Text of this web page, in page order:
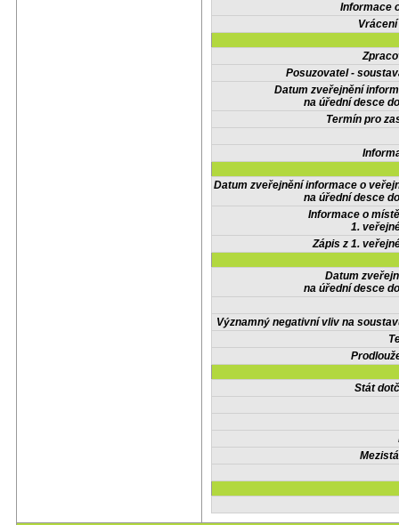
Informace
Posuzovatel -
Datum zveřejnění
na úřední desce
Termín pro
Datum zveřejnění informace o
na úřední desce
Informace o
1.
Zápis z 1.
Datum
na úřední desce
Významný negativní vliv na
Stát